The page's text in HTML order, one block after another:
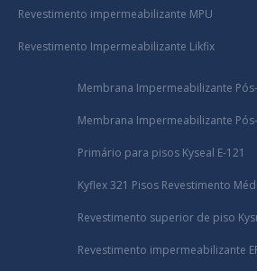
Revestimento impermeabilizante MPU
Revestimento Impermeabilizante Likfix
Membrana Impermeabilizante
Membrana Impermeabilizante
Primário para pisos Kyseal E-121
Kyflex 321 Pisos Revestimento
Revestimento superior de piso
Revestimento impermeabilizante